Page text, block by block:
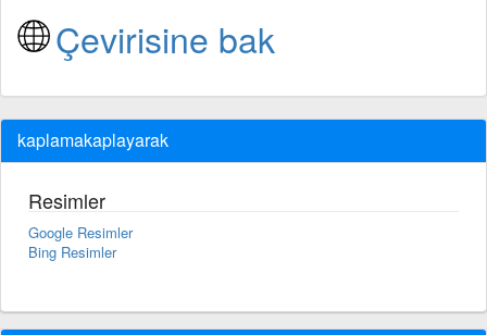
Çevirisine bak
kaplamakaplayarak
Resimler
Google Resimler
Bing Resimler